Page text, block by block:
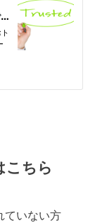
こちら
ていない方